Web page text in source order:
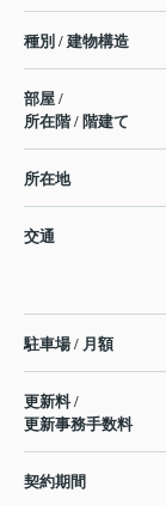
種別 / 建物構造
部屋 /
所在階 / 階建て
所在地
交通
駐車場 / 月額
更新料 /
更新事務手数料
契約期間